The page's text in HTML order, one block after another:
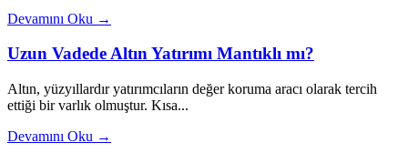
Devamını Oku →
Uzun Vadede Altın Yatırımı Mantıklı mı?
Altın, yüzyıllardır yatırımcıların değer koruma aracı olarak tercih
ettiği bir varlık olmuştur. Kısa...
Devamını Oku →